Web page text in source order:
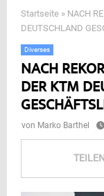
Startseite » NACH
DEUTSCHLAND
Diverses
NACH
DER KTM
von Marko Barthel
TEILEN